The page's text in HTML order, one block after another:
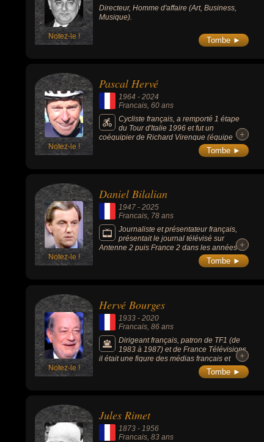
Notez-le !
Directeur, Homme d'affaire (Art, Business,
Musique).
Tombe ►
Notez-le !
Pascal Hervé
1964 - 2024
Francais, 60 ans
Cycliste français, a remporté 1 étape
du Tour d'Italie 1996 et fut un
coéquipier de Richard Virenque (équipe
Festina éjectée du Tour de France 1998).
Devenu directeur sportif de l'équipe
+
+
Tombe ►
Notez-le !
Daniel Bilalian
1947 - 2025
Francais, 78 ans
Journaliste et présentateur français,
présentait le journal télévisé sur
Antenne 2 puis France 2 dans les années
1980, 1990, et 2000. Il est ensuite directeur
des sports de France Télévisions de 2005 à
+
+
Tombe ►
Notez-le !
Hervé Bourges
1933 - 2020
Francais , 86 ans
Dirigeant français, patron de TF1 (de
1983 à 1987) et de France Télévisions,
il était une figure des médias français et
président du CSA (Conseil Supérieur de
l’Audiovisuel) de 1995 à 2001. Il adorait le
+
+
Tombe ►
Jules Rimet
1873 - 1956
Francais , 83 ans